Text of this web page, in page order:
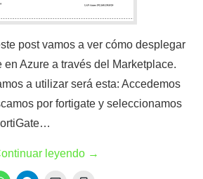
post vamos a ver cómo desplegar
en Azure a través del Marketplace.
a utilizar será esta: Accedemos
por fortigate y seleccionamos
leyendo →